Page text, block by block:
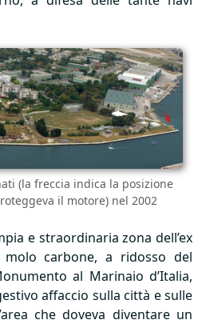
(la freccia indica la posizione
il motore) nel 2002
e straordinaria zona dell’ex
carbone, a ridosso del
al Marinaio d’Italia,
affaccio sulla città e sulle
che doveva diventare un